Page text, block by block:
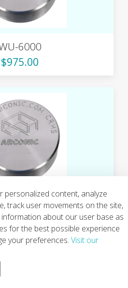
6000
$975.00
6000
$975.00
personalized content, analyze
track user movements on the site,
about our user base as
for the best possible experience
your preferences. Visit our